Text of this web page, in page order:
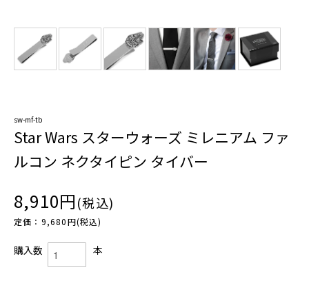
sw-mf-tb
Star Wars スターウォーズ ミレニアム ファ
ルコン ネクタイピン タイバー
8,910円(税込)
定価：9,680円(税込)
購入数 本